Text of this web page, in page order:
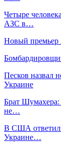
Четыре
АЗС в…
Новый премьер
Песков назвал
Украине
Брат
не…
В США
Украине…